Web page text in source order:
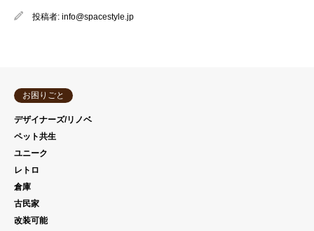
投稿者: info@spacestyle.jp
お困りごと
デザイナーズ/リノベ
ペット共生
ユニーク
レトロ
倉庫
古民家
改装可能